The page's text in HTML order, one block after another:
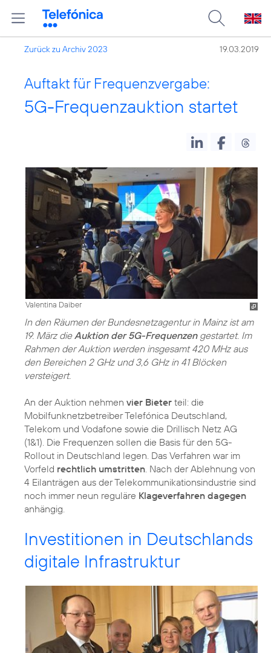
Zurück zu Archiv 2023 19.03.2019
Auftakt für Frequenzvergabe:
5G-Frequenzauktion startet
Valentina Daiber
In den Räumen der Bundesnetzagentur in Mainz ist am
19. März dieAuktion der 5G-Frequenzengestartet. Im
Rahmen der Auktion werden insgesamt 420 MHz aus
den Bereichen 2 GHz und 3,6 GHz in 41 Blöcken
versteigert.
An der Auktion nehmen vier Bieter teil: die
Mobilfunknetzbetreiber Telefónica Deutschland,
Telekom und Vodafone sowie die Drillisch Netz AG
(1&1). Die Frequenzen sollen die Basis für den 5G-
Rollout in Deutschland legen. Das Verfahren war im
Vorfeld rechtlich umstritten . Nach der Ablehnung von
4 Eilanträgen aus der Telekommunikationsindustrie sind
noch immer neun reguläre Klageverfahren dagegen
anhängig.
Investitionen in Deutschlands
digitale Infrastruktur